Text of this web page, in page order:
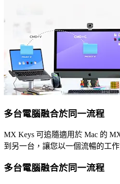
多台電腦融合於同一流程
MX Keys 可追隨適用於 Mac 的
到另一台，讓您以一個流暢的工
多台電腦融合於同一流程